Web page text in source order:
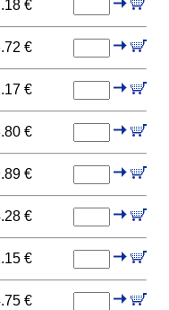
€
€
€
€
€
€
€
€